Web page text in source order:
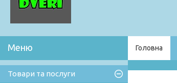
Головна
Товари та послуги